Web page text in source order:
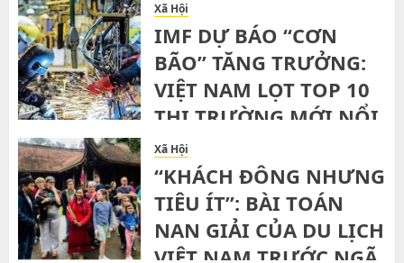
Xã Hội
IMF DỰ BÁO “CƠN
BÃO” TĂNG TRƯỞNG:
VIỆT NAM LỌT TOP 10
THỊ TRƯỜNG MỚI NỔI
NHANH NHẤT THẾ
GIỚI ĐẾN 2029
TUESDAY, 21ST JULY, 2026
Xã Hội
“KHÁCH ĐÔNG NHƯNG
TIÊU ÍT”: BÀI TOÁN
NAN GIẢI CỦA DU LỊCH
VIỆT NAM TRƯỚC NGÃ